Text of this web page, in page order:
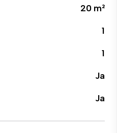
20 m²
1
1
Ja
Ja